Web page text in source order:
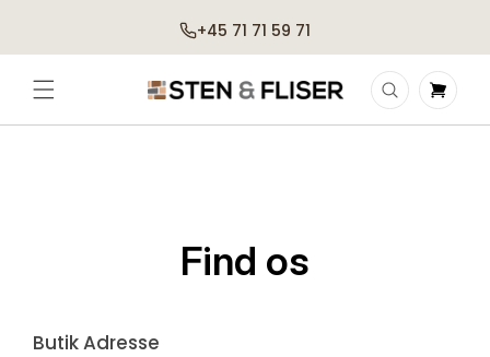
+45 71 71 59 71
Indkøbskurv
Find os
Butik Adresse